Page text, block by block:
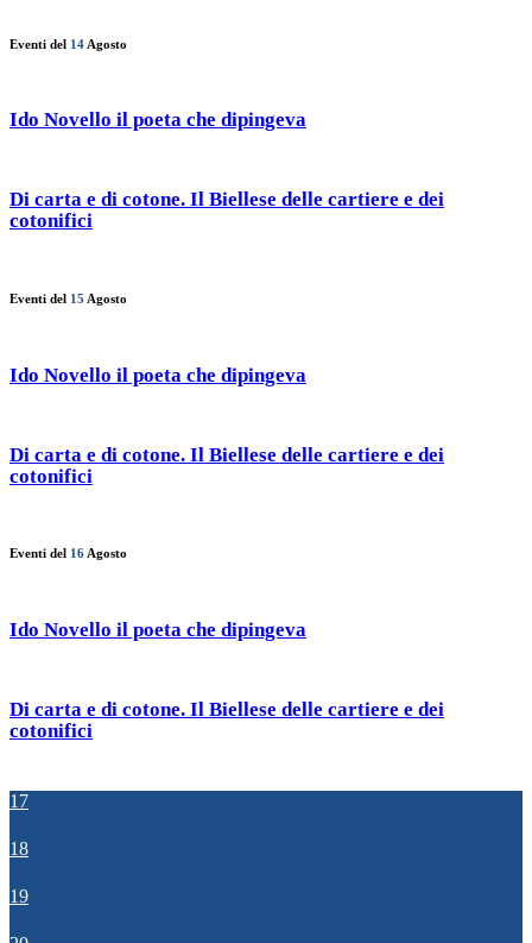
Eventi del 14 Agosto
Ido Novello il poeta che dipingeva
Di carta e di cotone. Il Biellese delle cartiere e dei
cotonifici
Eventi del 15 Agosto
Ido Novello il poeta che dipingeva
Di carta e di cotone. Il Biellese delle cartiere e dei
cotonifici
Eventi del 16 Agosto
Ido Novello il poeta che dipingeva
Di carta e di cotone. Il Biellese delle cartiere e dei
cotonifici
17
18
19